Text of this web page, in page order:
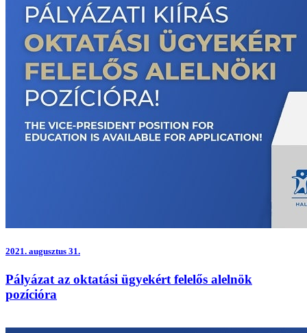
2021. augusztus 31.
Pályázat az oktatási ügyekért felelős alelnök
pozícióra